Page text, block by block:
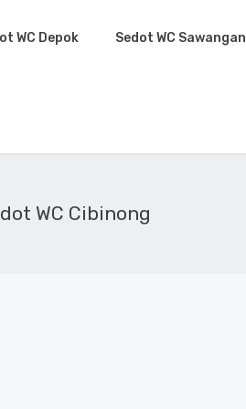
WC Depok Sedot WC Sawangan
WC Cibinong